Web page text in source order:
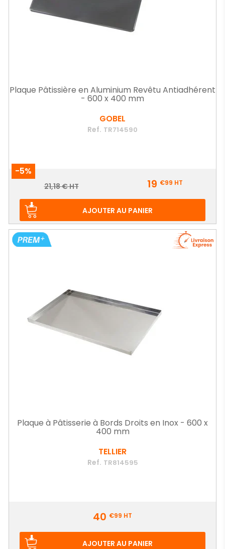
Plaque Pâtissière en Aluminium Revêtu Antiadhérent
- 600 x 400 mm
GOBEL
Ref. TR714590
-5%
Prix
Prix
21,18 € HT 19 €99 HT
AJOUTER AU PANIER
Plaque à Pâtisserie à Bords Droits en Inox - 600 x
400 mm
TELLIER
Ref. TR814595
40 €99 HT
AJOUTER AU PANIER